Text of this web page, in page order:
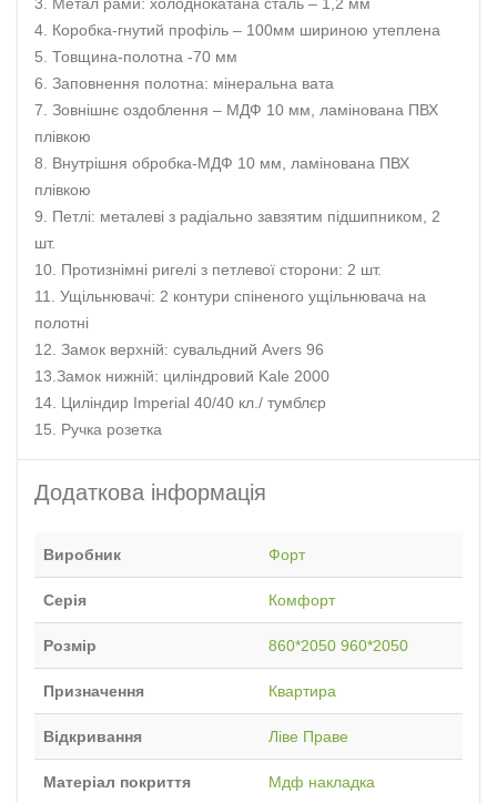
3. Метал рами: холоднокатана сталь – 1,2 мм
4. Коробка-гнутий профіль – 100мм шириною утеплена
5. Товщина-полотна -70 мм
6. Заповнення полотна: мінеральна вата
7. Зовнішнє оздоблення – МДФ 10 мм, ламінована ПВХ
плівкою
8. Внутрішня обробка-МДФ 10 мм, ламінована ПВХ
плівкою
9. Петлі: металеві з радіально завзятим підшипником, 2
шт.
10. Протизнімні ригелі з петлевої сторони: 2 шт.
11. Ущільнювачі: 2 контури спіненого ущільнювача на
полотні
12. Замок верхній: сувальдний Avers 96
13.Замок нижній: циліндровий Kale 2000
14. Циліндир Imperial 40/40 кл./ тумблєр
15. Ручка розетка
Додаткова інформація
Виробник Форт
Серія Комфорт
Розмір 860*2050 960*2050
Призначення Квартира
Відкривання Ліве Праве
Матеріал покриття Мдф накладка